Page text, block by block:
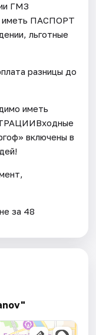
ГМЗ
иметь ПАСПОРТ
льготные
разницы до
иметь
включены в
за 48